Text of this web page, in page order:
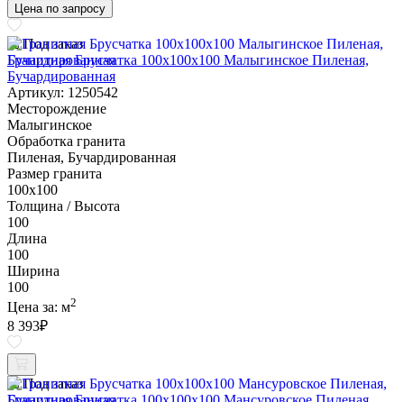
Цена по запросу
Под заказ
Гранитная Брусчатка 100х100x100 Малыгинское Пиленая,
Бучардированная
Артикул: 1250542
Месторождение
Малыгинское
Обработка гранита
Пиленая, Бучардированная
Размер гранита
100х100
Толщина / Высота
100
Длина
100
Ширина
100
Цена за: м2
8 393₽
Под заказ